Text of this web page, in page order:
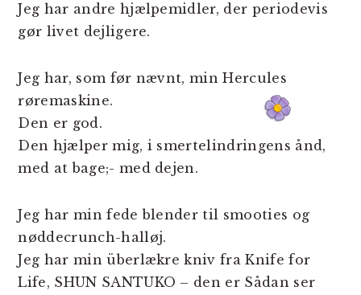
Jeg har andre hjælpemidler, der periodevis
gør livet dejligere.
Jeg har, som før nævnt, min Hercules
røremaskine.
Den er god.
Den hjælper mig, i smertelindringens ånd,
med at bage;- med dejen.
Jeg har min fede blender til smooties og
nøddecrunch-halløj.
Jeg har min überlækre kniv fra Knife for
Life, SHUN SANTUKO – den er Sådan ser